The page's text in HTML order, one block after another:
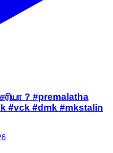
? #premalatha
#vck #dmk #mkstalin